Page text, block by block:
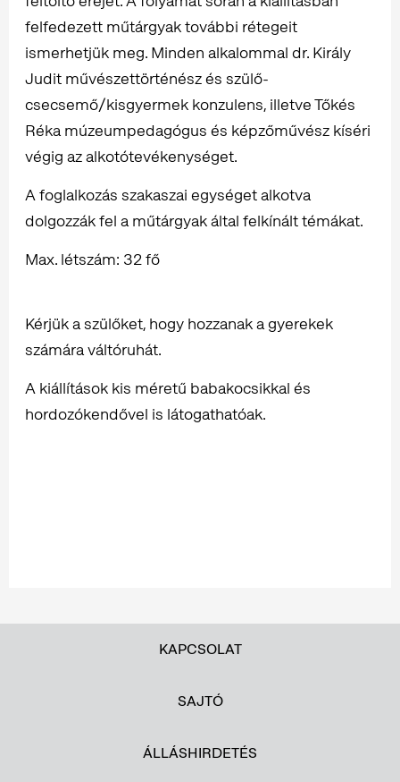
felfedezett műtárgyak további rétegeit
ismerhetjük meg. Minden alkalommal dr. Király
Judit művészettörténész és szülő-
csecsemő/kisgyermek konzulens, illetve Tőkés
Réka múzeumpedagógus és képzőművész kíséri
végig az alkotótevékenységet.
A foglalkozás szakaszai egységet alkotva
dolgozzák fel a műtárgyak által felkínált témákat.
Max. létszám: 32 fő
Kérjük a szülőket, hogy hozzanak a gyerekek
számára váltóruhát.
A kiállítások kis méretű babakocsikkal és
hordozókendővel is látogathatóak.
KAPCSOLAT
SAJTÓ
ÁLLÁSHIRDETÉS